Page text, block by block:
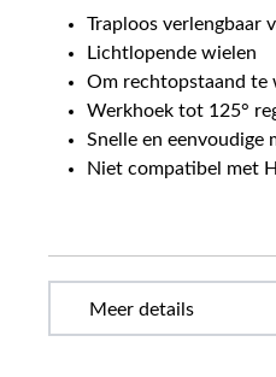
Traploos verlengbaar
Lichtlopende wielen
Om rechtopstaand te
Werkhoek tot 125°
Snelle en eenvoudige
Niet compatibel met